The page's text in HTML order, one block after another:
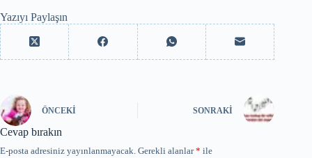
Yazıyı Paylaşın
ÖNCEKI SONRAKI
Cevap bırakın
E-posta adresiniz yayınlanmayacak. Gerekli alanlar* ile